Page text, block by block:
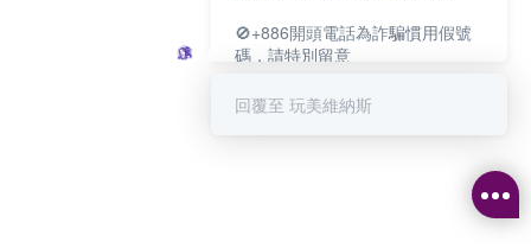
🚫+886開頭電話為詐騙慣用假號
碼，請特別留意
如何聯繫玩美維納斯客服?
可點擊下方對話框 "回覆 玩美維納
回覆至 玩美維納斯